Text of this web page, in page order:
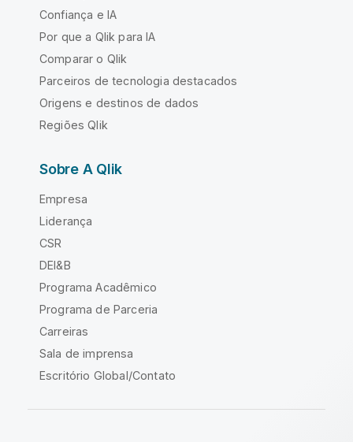
Confiança e IA
Por que a Qlik para IA
Comparar o Qlik
Parceiros de tecnologia destacados
Origens e destinos de dados
Regiões Qlik
Sobre A Qlik
Empresa
Liderança
CSR
DEI&B
Programa Acadêmico
Programa de Parceria
Carreiras
Sala de imprensa
Escritório Global/Contato